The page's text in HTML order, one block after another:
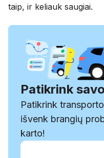
taip, ir keliauk saugiai.
Patikrink
Patikrink
išvenk brangių
karto!
Įvesk VIN